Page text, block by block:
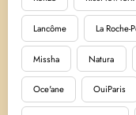
Lancôme La Roche-
Missha Natura
Oce'ane OuiParis